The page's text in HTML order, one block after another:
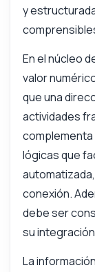
y
En el núcleo
valor
que una
actividades
lógicas que
conexión.
debe ser
su
La